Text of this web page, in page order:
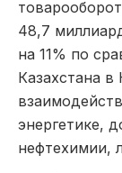
48,7
на 11% по
Казахстана в
энергетике,
нефтехимии,